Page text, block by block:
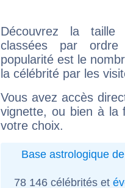
Découvrez la taille
classées par
popularité est le
la célébrité par les
Vous avez accès
vignette, ou bien à la
votre choix.
Base astrologique
78 146 célébrités et